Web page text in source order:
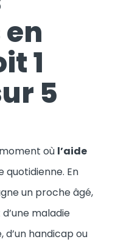
1
5
où l’aide
quotidienne. En
un proche âgé,
maladie
handicap ou